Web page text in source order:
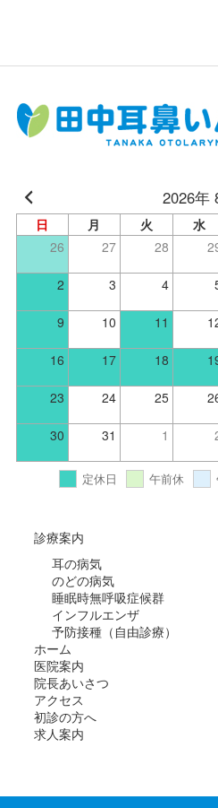
2026年
日 月 火 水
26
27 28
2 3 4
9 10 11
16 17 18
23 24 25
30 31 1
定休日 午前休
診療案内
耳の病気
のどの病気
睡眠時無呼吸症候群
インフルエンザ
予防接種（自由診療）
ホーム
医院案内
院長あいさつ
アクセス
初診の方へ
求人案内